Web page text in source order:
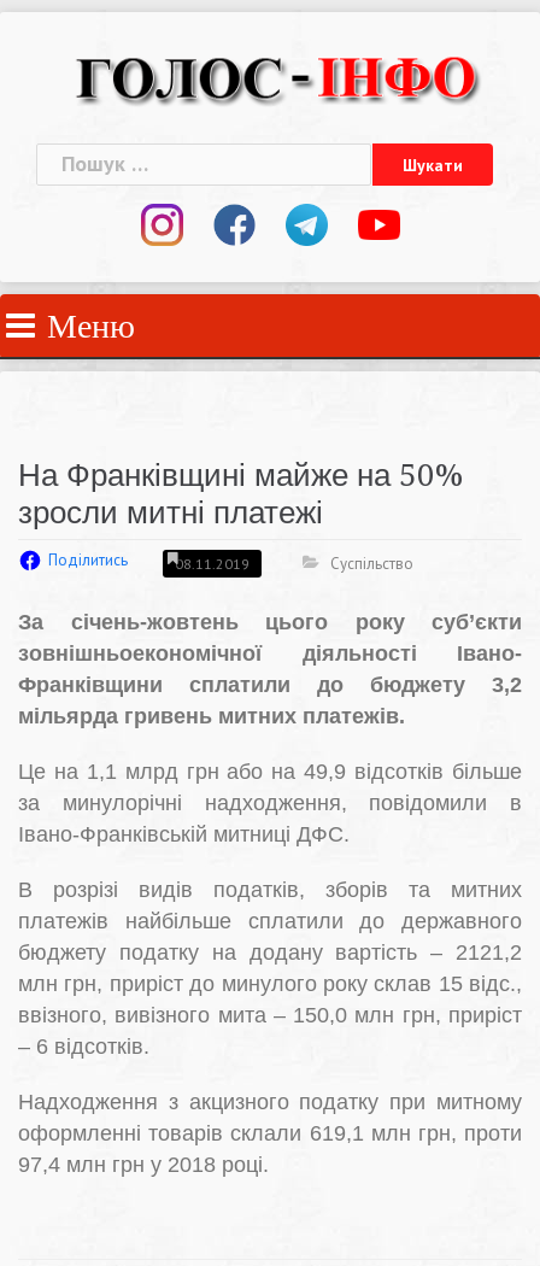
Пошук:
Меню
На Франківщині майже на 50%
зросли митні платежі
Поділитись 08.11.2019 Суспільство
За січень-жовтень цього року суб’єкти
зовнішньоекономічної діяльності Івано-
Франківщини сплатили до бюджету 3,2
мільярда гривень митних платежів.
Це на 1,1 млрд грн або на 49,9 відсотків більше
за минулорічні надходження, повідомили в
Івано-Франківській митниці ДФС.
В розрізі видів податків, зборів та митних
платежів найбільше сплатили до державного
бюджету податку на додану вартість – 2121,2
млн грн, приріст до минулого року склав 15 відс.,
ввізного, вивізного мита – 150,0 млн грн, приріст
– 6 відсотків.
Надходження з акцизного податку при митному
оформленні товарів склали 619,1 млн грн, проти
97,4 млн грн у 2018 році.